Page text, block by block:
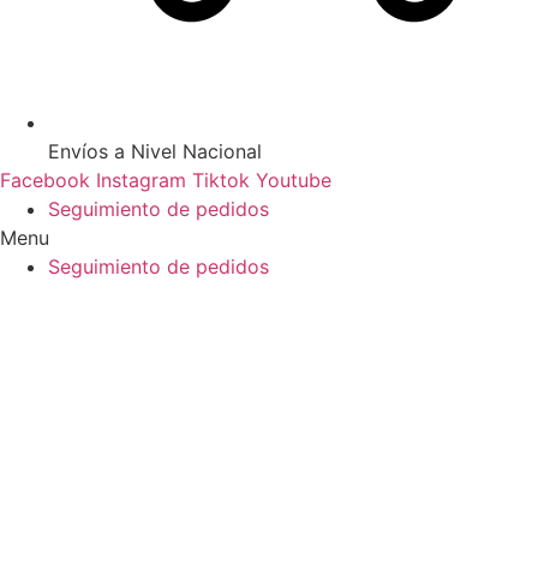
Envíos a Nivel Nacional
Facebook Instagram Tiktok Youtube
Seguimiento de pedidos
Menu
Seguimiento de pedidos